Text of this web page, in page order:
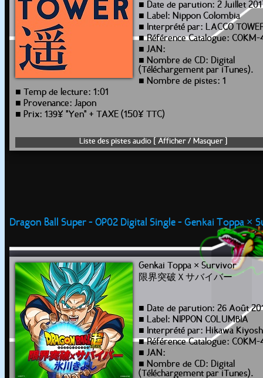
■ Date de parution: 2 Juillet
■ Label: Nippon Colombia
■ Interprété par: LACCO
■ Référence Catalogue: COKM-
■ JAN:
■ Nombre de CD: Digital
(Téléchargement par iTunes).
■ Nombre de pistes: 1
■ Temp de lecture: 1:01
■ Provenance: Japon
■ Prix: 139¥ "Yen" + TAXE (150¥ TTC)
Liste des pistes audio [ Afficher / Masquer ]
Dragon Ball Super - OP02 Digital Single - Genkai Toppa ×
Genkai Toppa × Survivor
限界突破Ｘサバイバー
■ Date de parution: 26 Août
■ Label: NIPPON COLUMBIA
■ Interprété par: Hikawa
■ Référence Catalogue: COKM-
■ JAN:
■ Nombre de CD: Digital
(Téléchargement par iTunes).